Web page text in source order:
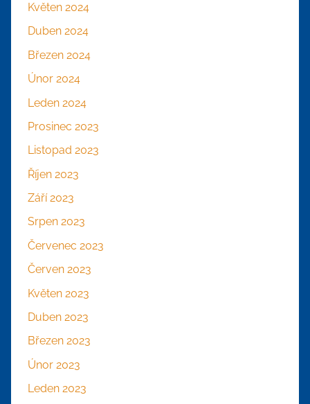
Květen 2024
Duben 2024
Březen 2024
Únor 2024
Leden 2024
Prosinec 2023
Listopad 2023
Říjen 2023
Září 2023
Srpen 2023
Červenec 2023
Červen 2023
Květen 2023
Duben 2023
Březen 2023
Únor 2023
Leden 2023